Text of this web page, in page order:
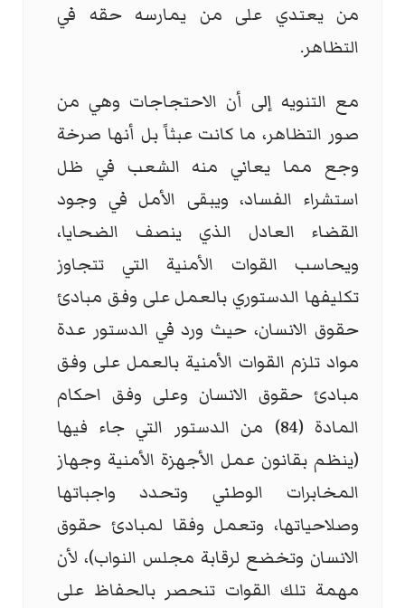
من يعتدي على من يمارسه حقه في
التظاهر.
مع التنويه إلى أن الاحتجاجات وهي من
صور التظاهر، ما كانت عبثاً بل أنها صرخة
وجع مما يعاني منه الشعب في ظل
استشراء الفساد، ويبقى الأمل في وجود
القضاء العادل الذي ينصف الضحايا،
ويحاسب القوات الأمنية التي تتجاوز
تكليفها الدستوري بالعمل على وفق مبادئ
حقوق الانسان، حيث ورد في الدستور عدة
مواد تلزم القوات الأمنية بالعمل على وفق
مبادئ حقوق الانسان وعلى وفق احكام
المادة (84) من الدستور التي جاء فيها
(ينظم بقانون عمل الأجهزة الأمنية وجهاز
المخابرات الوطني وتحدد واجباتها
وصلاحياتها، وتعمل وفقا لمبادئ حقوق
الانسان وتخضع لرقابة مجلس النواب)، لأن
مهمة تلك القوات تنحصر بالحفاظ على